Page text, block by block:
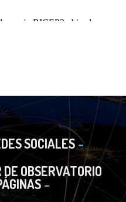
SOCIALES
OBSERVATORIO